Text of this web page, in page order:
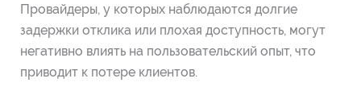
Провайдеры, у которых наблюдаются долгие
задержки отклика или плохая доступность, могут
негативно влиять на пользовательский опыт, что
приводит к потере клиентов.